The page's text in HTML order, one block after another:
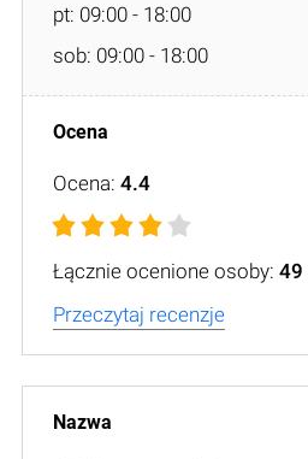
pt: 09:00 - 18:00
sob: 09:00 - 18:00
Ocena: 4.4
Łącznie ocenione osoby: 49
Przeczytaj recenzje